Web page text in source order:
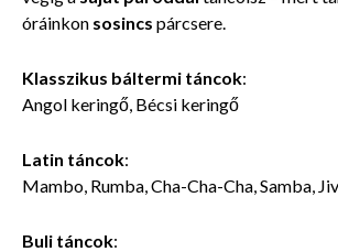
óráinkon sosincs párcsere.
Klasszikus báltermi táncok:
Angol keringő, Bécsi keringő
Latin táncok:
Mambo, Rumba, Cha-Cha-Cha, Samba,
Buli táncok: